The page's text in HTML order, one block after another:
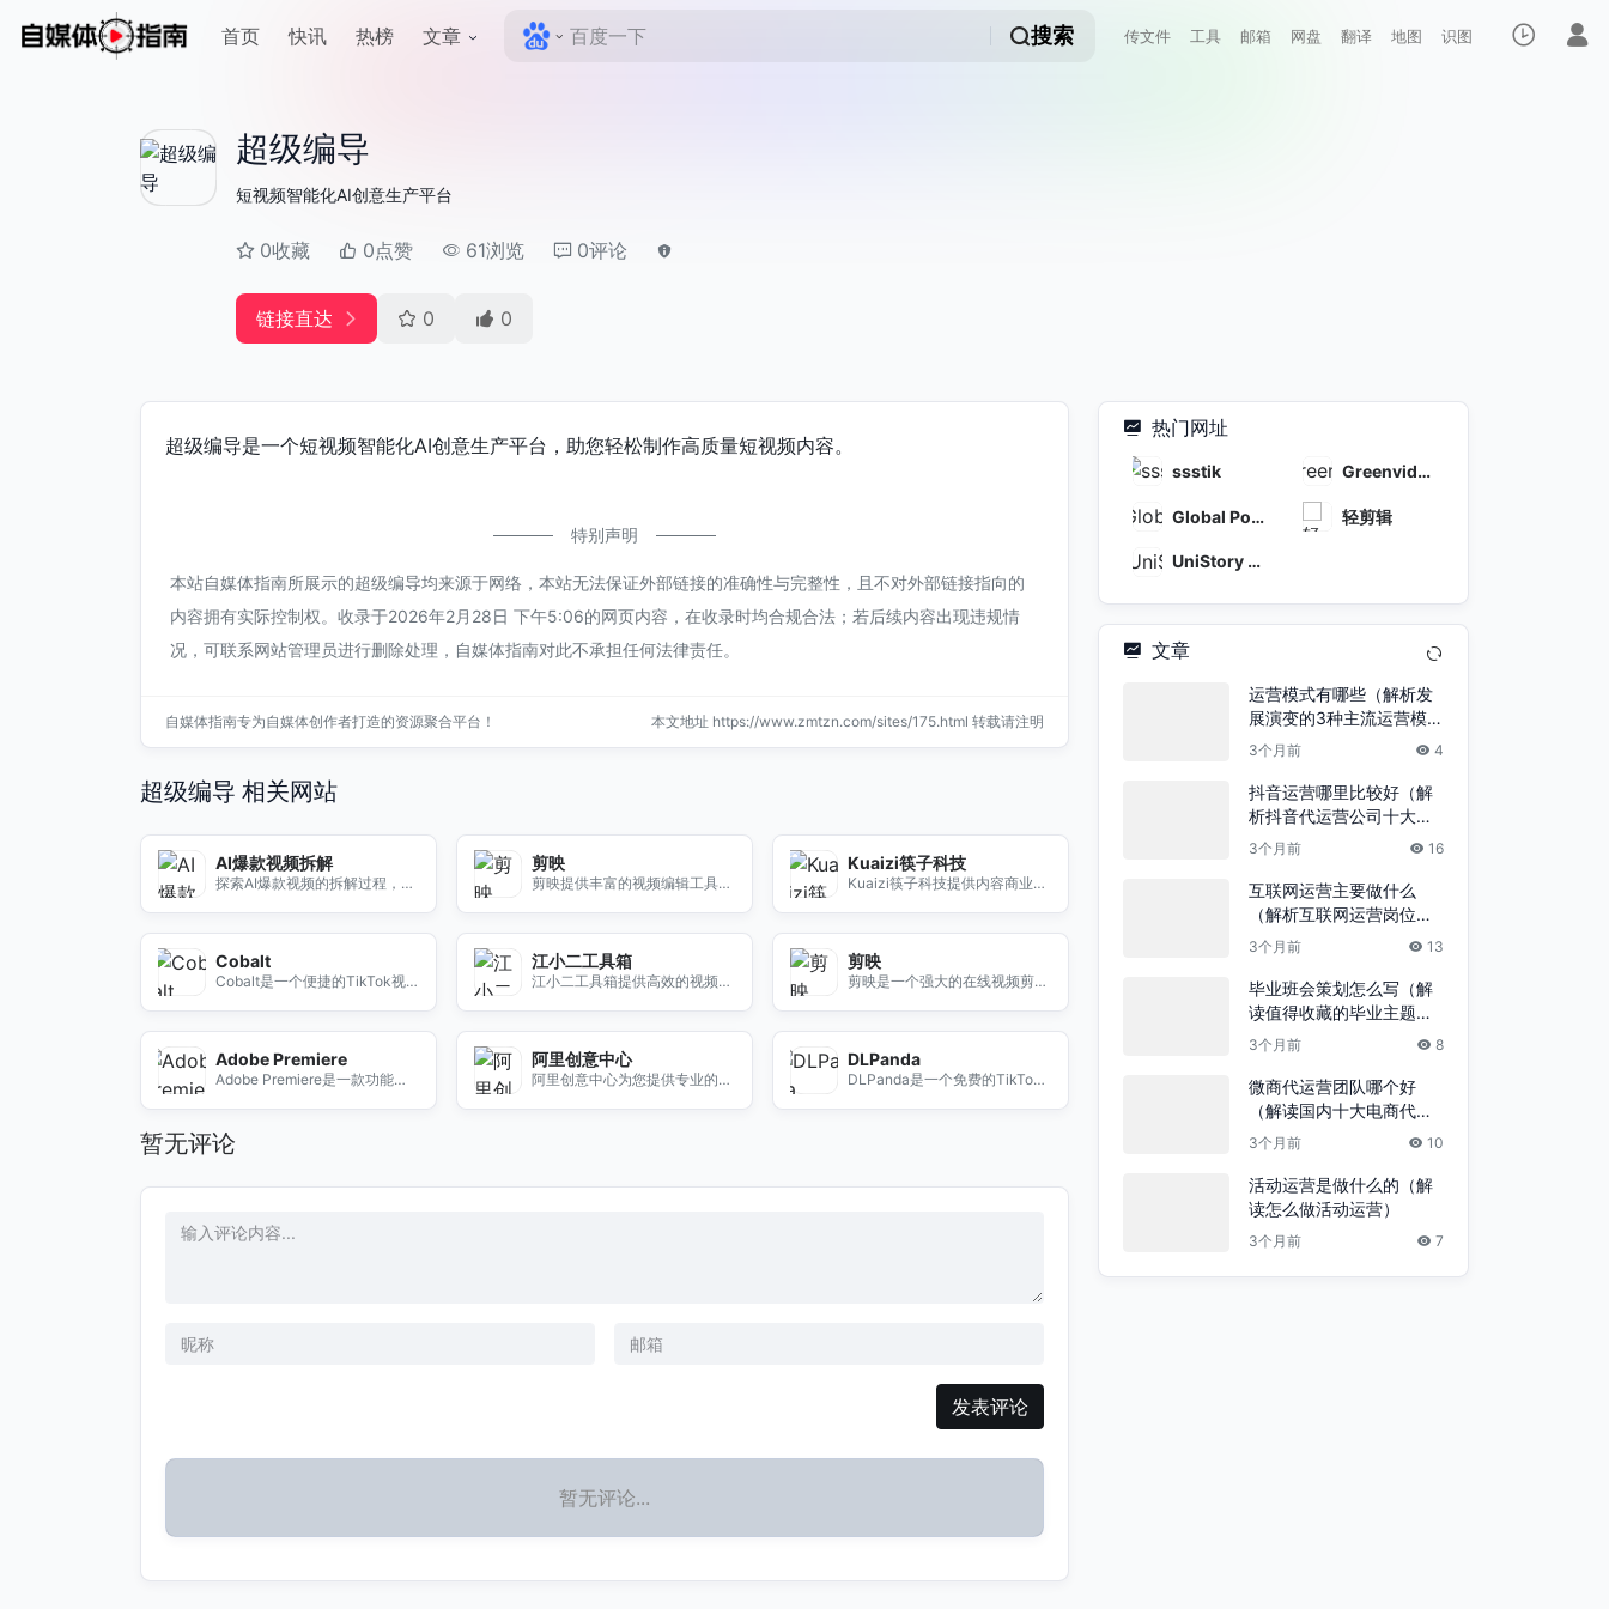
首页 快讯 热榜 文章 搜索 传文件 工具 邮箱 网盘 翻译 地图 识图
超级编导
短视频智能化AI创意生产平台
0收藏 0点赞 61浏览 0评论
链接直达 0 0
超级编导是一个短视频智能化AI创意生产平台，助您轻松制作高质量短视频内容。
特别声明
本站自媒体指南所展示的超级编导均来源于网络，本站无法保证外部链接的准确性与完整性，且不对外部链接指向的
内容拥有实际控制权。收录于2026年2月28日 下午5:06的网页内容，在收录时均合规合法；若后续内容出现违规情
况，可联系网站管理员进行删除处理，自媒体指南对此不承担任何法律责任。
自媒体指南专为自媒体创作者打造的资源聚合平台！ 本文地址 https://www.zmtzn.com/sites/175.html 转载请注明
超级编导 相关网站
AI爆款视频拆解
探索AI爆款视频的拆解过程，了
剪映
剪映提供丰富的视频编辑工具，
Kuaizi筷子科技
Kuaizi筷子科技提供内容商业一
Cobalt
Cobalt是一个便捷的TikTok视
江小二工具箱
江小二工具箱提供高效的视频转
剪映
剪映是一个强大的在线视频剪辑
丰富的功能和工具，让您的创意
得以实现。通过简单的操作，您
可以添加特效、音乐、文字等，
Adobe Premiere
Adobe Premiere是一款功能强
适合各类用户。
阿里创意中心
阿里创意中心为您提供专业的创
DLPanda
DLPanda是一个免费的TikTok
暂无评论
发表评论
暂无评论...
热门网址
ssstik
Greenvide
Global Pot
轻剪辑
UniStory 优
文章
运营模式有哪些（解析发
展演变的3种主流运营模
式）
3个月前 4
抖音运营哪里比较好（解
析抖音代运营公司十大排
名）
3个月前 16
互联网运营主要做什么
（解析互联网运营岗位的
工作）
3个月前 13
毕业班会策划怎么写（解
读值得收藏的毕业主题活
动方案）
3个月前 8
微商代运营团队哪个好
（解读国内十大电商代运
营公司）
3个月前 10
活动运营是做什么的（解
读怎么做活动运营）
3个月前 7